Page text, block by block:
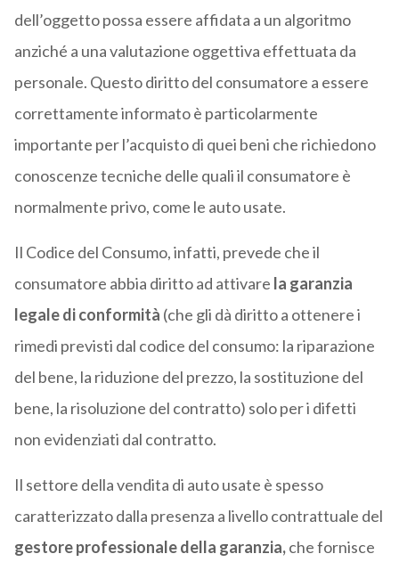
dell’oggetto possa essere affidata a un algoritmo
anziché a una valutazione oggettiva effettuata da
personale. Questo diritto del consumatore a essere
correttamente informato è particolarmente
importante per l’acquisto di quei beni che richiedono
conoscenze tecniche delle quali il consumatore è
normalmente privo, come le auto usate.
Il Codice del Consumo, infatti, prevede che il
consumatore abbia diritto ad attivare la garanzia
legale di conformità (che gli dà diritto a ottenere i
rimedi previsti dal codice del consumo: la riparazione
del bene, la riduzione del prezzo, la sostituzione del
bene, la risoluzione del contratto) solo per i difetti
non evidenziati dal contratto.
Il settore della vendita di auto usate è spesso
caratterizzato dalla presenza a livello contrattuale del
gestore professionale della garanzia,che fornisce